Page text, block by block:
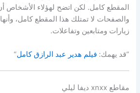
المقطع كامل. لكن اتضح لهؤلاء الأشخاص
والصفحات لا تمتلك هذا المقطع كامل،
زيارات ومتابعين وتفاعلات.
“قد يهمك: فيلم هدير عبد الرازق كامل“
مقاطع xnxx ديفا ليلي